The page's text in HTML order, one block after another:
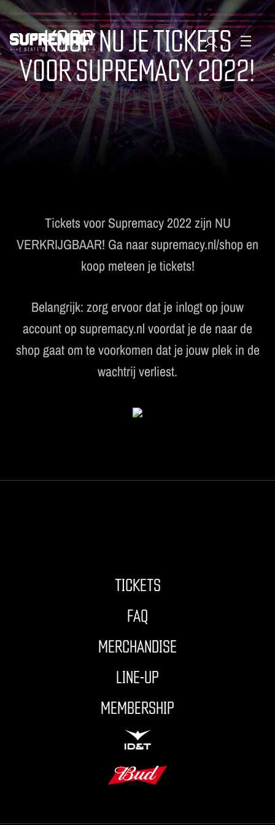
MANAGE EMAIL SUBSCRIPTIONS
TICKETS
LINE-UP
FAQ
SUPREMACY CLASSICS
KOOP NU JE TICKETS
VOOR SUPREMACY 2022!
Tickets voor Supremacy 2022 zijn NU
VERKRIJGBAAR! Ga naar supremacy.nl/shop en
koop meteen je tickets!
Belangrijk: zorg ervoor dat je inlogt op jouw
account op supremacy.nl voordat je de naar de
shop gaat om te voorkomen dat je jouw plek in de
wachtrij verliest.
TICKETS
FAQ
MERCHANDISE
LINE-UP
MEMBERSHIP
ID&T
BUDWEISER